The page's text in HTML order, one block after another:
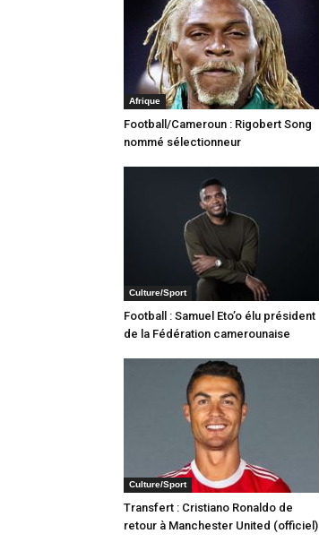
Afrique
Football/Cameroun : Rigobert Song
nommé sélectionneur
Culture/Sport
Football : Samuel Eto’o élu président
de la Fédération camerounaise
Culture/Sport
Transfert : Cristiano Ronaldo de
retour à Manchester United (officiel)